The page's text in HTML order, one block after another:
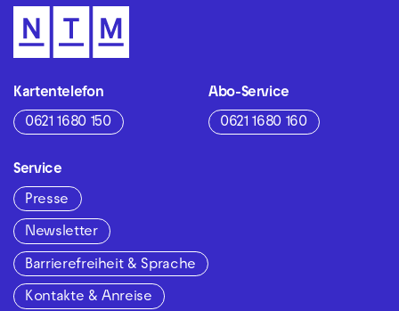
Kartentelefon
0621 1680 150
Abo-Service
0621 1680 160
Service
Presse
Newsletter
Barrierefreiheit & Sprache
Kontakte & Anreise